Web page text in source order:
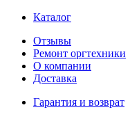
Каталог
Отзывы
Ремонт оргтехники
О компании
Доставка
Гарантия и возврат